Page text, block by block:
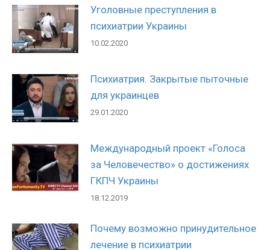
Уголовные преступления в
психиатрии Украины
10.02.2020
Психиатрия. Закрытые пыточные
для украинцев
29.01.2020
Международный проект «Голоса
за Человечество» о достижениях
ГКПЧ Украины
18.12.2019
Почему возможно принудительное
лечение в психиатрии